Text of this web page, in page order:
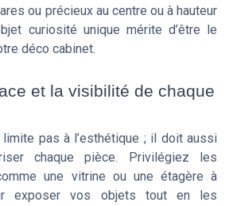
ou précieux au centre ou à hauteur
curiosité unique mérite d’être le
déco cabinet.
et la visibilité de chaque
limite pas à l’esthétique ; il doit aussi
chaque pièce. Privilégiez les
une vitrine ou une étagère à
exposer vos objets tout en les